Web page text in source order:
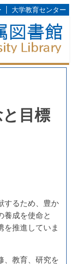
大学教育センター
目標
するため、豊か
養成を使命と
を推進していま
、教育、研究を